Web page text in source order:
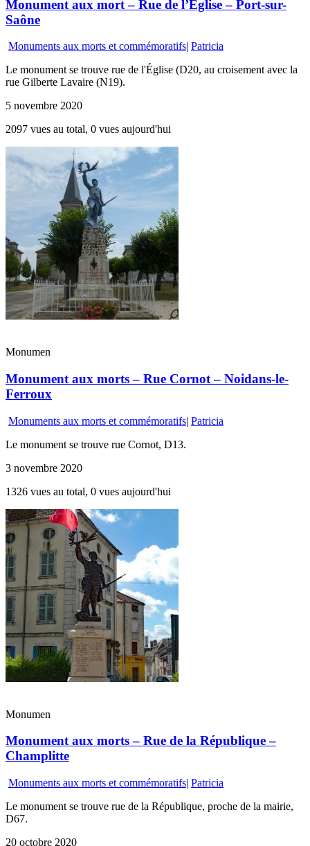
Monument aux mort – Rue de l’Église – Port-sur-
Saône
Monuments aux morts et commémoratifs| Patricia
Le monument se trouve rue de l'Église (D20, au croisement avec la
rue Gilberte Lavaire (N19).
5 novembre 2020
2097 vues au total, 0 vues aujourd'hui
Monumen
Monument aux morts – Rue Cornot – Noidans-le-
Ferroux
Monuments aux morts et commémoratifs| Patricia
Le monument se trouve rue Cornot, D13.
3 novembre 2020
1326 vues au total, 0 vues aujourd'hui
Monumen
Monument aux morts – Rue de la République –
Champlitte
Monuments aux morts et commémoratifs| Patricia
Le monument se trouve rue de la République, proche de la mairie,
D67.
20 octobre 2020